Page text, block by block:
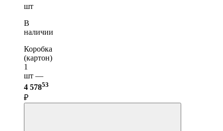
шт
В
наличии
Коробка
(картон)
1
шт —
4 57853
₽